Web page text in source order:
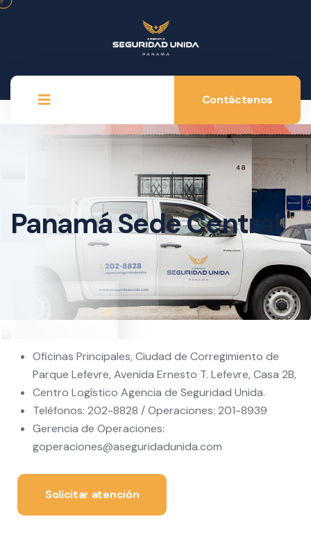
Contáctenos
Panamá Sede Central
Oficinas Principales, Ciudad de Corregimiento de
Parque Lefevre, Avenida Ernesto T. Lefevre, Casa 2B,
Centro Logístico Agencia de Seguridad Unida.
Teléfonos: 202-8828 / Operaciones: 201-8939
Gerencia de Operaciones:
goperaciones@aseguridadunida.com
Solicitar atención